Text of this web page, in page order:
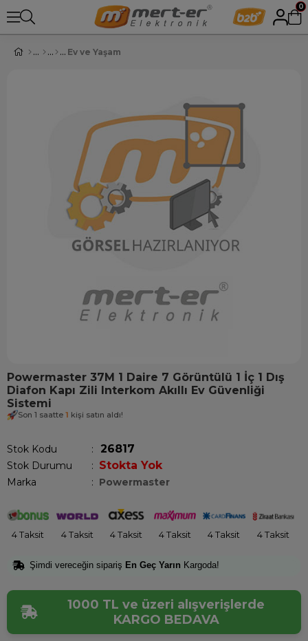
0
Ev ve Yaşam
Powermaster 37M 1 Daire 7 Görüntülü 1 İç 1 Dış
Diafon Kapı Zili Interkom Akıllı Ev Güvenliği
Sistemi
Son 1 saatte 1 kişi satın aldı!
Stok Kodu 26817
Stok Durumu : Stokta Yok
Marka : Powermaster
4 Taksit 4 Taksit 4 Taksit 4 Taksit 4 Taksit 4 Taksit
Şimdi vereceğin sipariş En Geç Yarın Kargoda!
1000 TL ve üzeri alışverişlerde
KARGO BEDAVA